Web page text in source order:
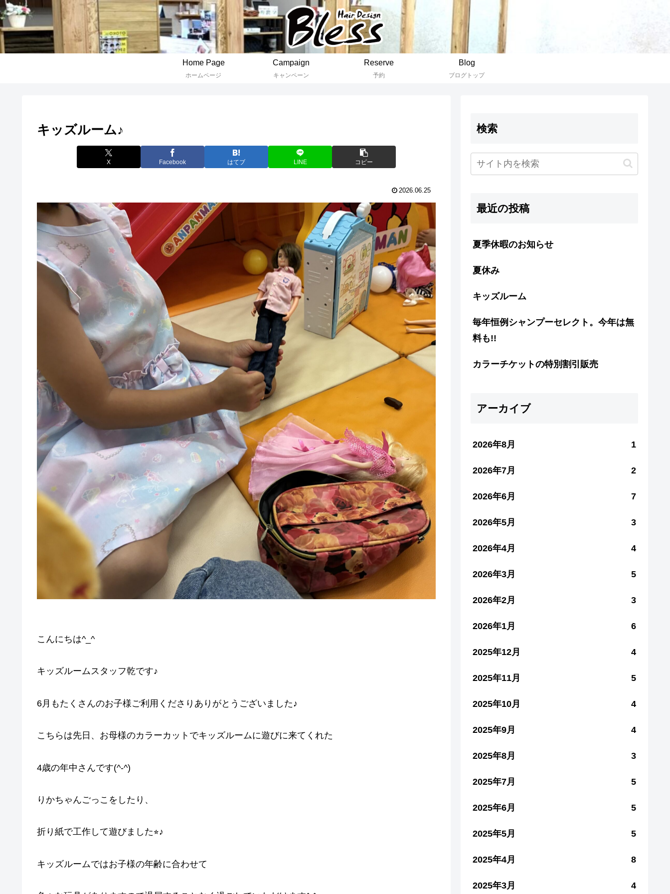
Home Page
ホームページ
Campaign
キャンペーン
Reserve
予約
Blog
ブログトップ
キッズルーム♪
X Facebook はてブ LINE コピー
2026.06.25
こんにちは^_^
キッズルームスタッフ乾です♪
6月もたくさんのお子様ご利用くださりありがとうございました♪
こちらは先日、お母様のカラーカットでキッズルームに遊びに来てくれた
4歳の年中さんです(^-^)
りかちゃんごっこをしたり、
折り紙で工作して遊びました⭐︎♪
キッズルームではお子様の年齢に合わせて
検索
最近の投稿
夏季休暇のお知らせ
夏休み
キッズルーム
毎年恒例シャンプーセレクト。今年は無
料も!!
カラーチケットの特別割引販売
アーカイブ
2026年8月 1
2026年7月 2
2026年6月 7
2026年5月 3
2026年4月 4
2026年3月 5
2026年2月 3
2026年1月 6
2025年12月 4
2025年11月 5
2025年10月 4
2025年9月 4
2025年8月 3
2025年7月 5
2025年6月 5
2025年5月 5
2025年4月 8
2025年3月 4